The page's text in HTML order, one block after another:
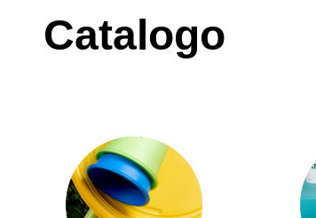
Catalogo